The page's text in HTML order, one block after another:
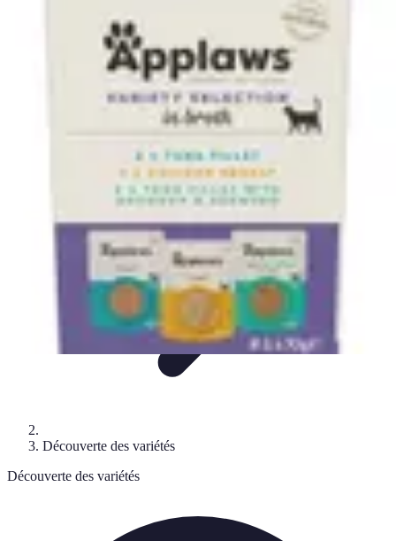
Achat et Sélection Bien-être Conseils et astuces
Fleur CBD Pur
Découverte des variétés
Découverte des variétés